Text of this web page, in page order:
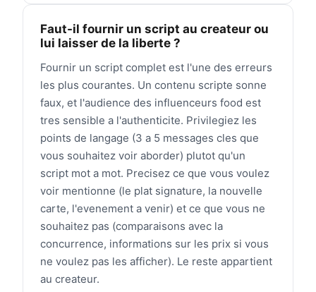
Faut-il fournir un script au createur ou
lui laisser de la liberte ?
Fournir un script complet est l'une des erreurs
les plus courantes. Un contenu scripte sonne
faux, et l'audience des influenceurs food est
tres sensible a l'authenticite. Privilegiez les
points de langage (3 a 5 messages cles que
vous souhaitez voir aborder) plutot qu'un
script mot a mot. Precisez ce que vous voulez
voir mentionne (le plat signature, la nouvelle
carte, l'evenement a venir) et ce que vous ne
souhaitez pas (comparaisons avec la
concurrence, informations sur les prix si vous
ne voulez pas les afficher). Le reste appartient
au createur.